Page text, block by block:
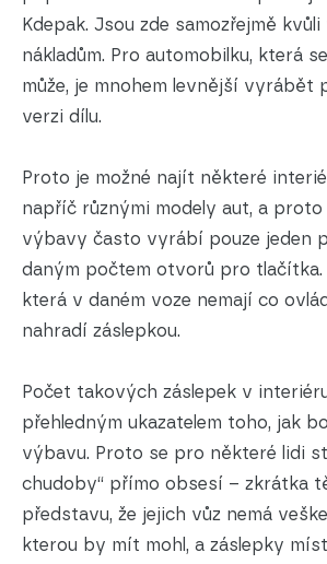
Kdepak. Jsou zde samozřejmě
nákladům. Pro automobilku, která
může, je mnohem levnější vyrábět
verzi dílu.
Proto je možné najít některé
napříč různými modely aut, a
výbavy často vyrábí pouze jeden
daným počtem otvorů pro
která v daném voze nemají co
nahradí záslepkou.
Počet takových záslepek v
přehledným ukazatelem toho, jak
výbavu. Proto se pro některé lidi
chudoby“ přímo obsesí – zkrátka
představu, že jejich vůz nemá
kterou by mít mohl, a záslepky